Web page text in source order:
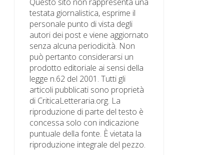
testata giornalistica, esprime il
personale punto di vista degli
autori dei post e viene aggiornato
senza alcuna periodicità. Non
può pertanto considerarsi un
prodotto editoriale ai sensi della
legge n.62 del 2001. Tutti gli
articoli pubblicati sono proprietà
di CriticaLetteraria.org. La
riproduzione di parte del testo è
concessa solo con indicazione
puntuale della fonte. È vietata la
riproduzione integrale del pezzo.